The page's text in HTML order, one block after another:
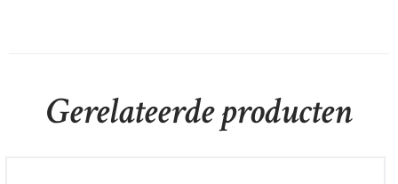
Gerelateerde producten